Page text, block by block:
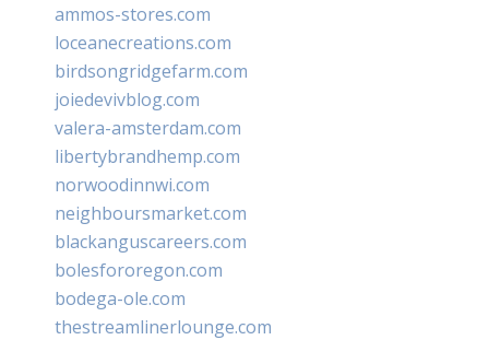
ammos-stores.com
loceanecreations.com
birdsongridgefarm.com
joiedevivblog.com
valera-amsterdam.com
libertybrandhemp.com
norwoodinnwi.com
neighboursmarket.com
blackanguscareers.com
bolesfororegon.com
bodega-ole.com
thestreamlinerlounge.com